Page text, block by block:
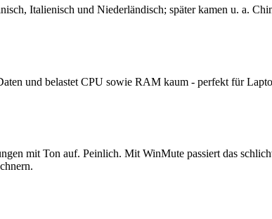
Italienisch und Niederländisch; später kamen u. a.
und belastet CPU sowie RAM kaum - perfekt für
mit Ton auf. Peinlich. Mit WinMute passiert das